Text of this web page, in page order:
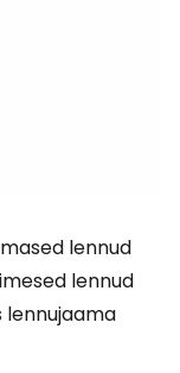
lennud
lennud
lennujaama